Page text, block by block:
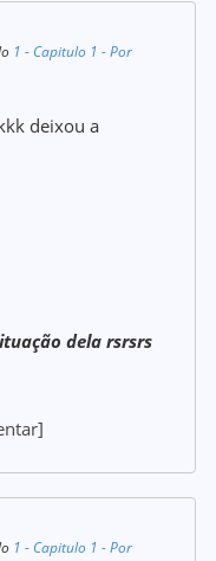
1 - Capitulo 1 - Por
deixou a
dela rsrsrs
1 - Capitulo 1 - Por